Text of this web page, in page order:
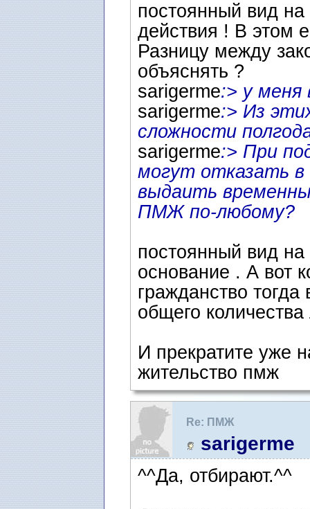
постоянный вид
действия ! В этом
Разницу между
объяснять ?
sarigerme:> у
sarigerme:> Из
сложности
sarigerme:> При
могут отказать
выдаить
ПМЖ по-любому?
постоянный вид на
основание . А вот
гражданство
общего
И прекратите уже
жительство пмж
Re: ПМЖ
sarigerme
^^Да, отбирают.^^